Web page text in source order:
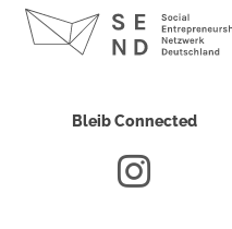
Bleib Connected